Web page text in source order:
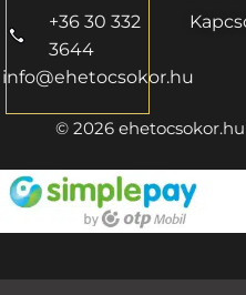
+36 30 332
3644
info@ehetocsokor.hu
© 2026